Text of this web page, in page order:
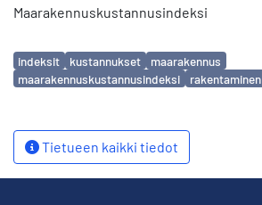
Maarakennuskustannusindeksi
Avainsanat
indeksit kustannukset
maarakennus
maarakennuskustannusindeksi
rakentaminen
Tietueen kaikki tiedot